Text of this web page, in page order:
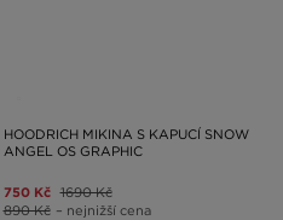
HOODRICH MIKINA S KAPUCÍ SNOW
ANGEL OS GRAPHIC
750 Kč 1690 Kč
890 Kč – nejnižší cena